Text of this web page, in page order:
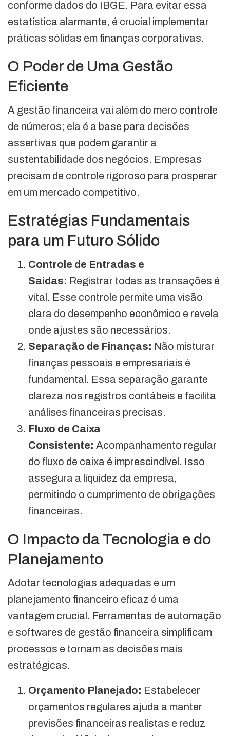
conforme dados do IBGE. Para evitar essa
estatística alarmante, é crucial implementar
práticas sólidas em finanças corporativas.
O Poder de Uma Gestão
Eficiente
A gestão financeira vai além do mero controle
de números; ela é a base para decisões
assertivas que podem garantir a
sustentabilidade dos negócios. Empresas
precisam de controle rigoroso para prosperar
em um mercado competitivo.
Estratégias Fundamentais
para um Futuro Sólido
Controle de Entradas e
Saídas: Registrar todas as transações é
vital. Esse controle permite uma visão
clara do desempenho econômico e revela
onde ajustes são necessários.
Separação de Finanças: Não misturar
finanças pessoais e empresariais é
fundamental. Essa separação garante
clareza nos registros contábeis e facilita
análises financeiras precisas.
Fluxo de Caixa
Consistente: Acompanhamento regular
do fluxo de caixa é imprescindível. Isso
assegura a liquidez da empresa,
permitindo o cumprimento de obrigações
financeiras.
O Impacto da Tecnologia e do
Planejamento
Adotar tecnologias adequadas e um
planejamento financeiro eficaz é uma
vantagem crucial. Ferramentas de automação
e softwares de gestão financeira simplificam
processos e tornam as decisões mais
estratégicas.
Orçamento Planejado: Estabelecer
orçamentos regulares ajuda a manter
previsões financeiras realistas e reduz